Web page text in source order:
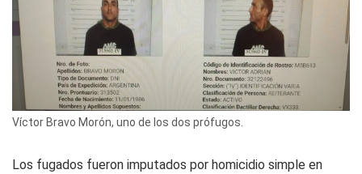
Víctor Bravo Morón, uno de los dos prófugos.
Los fugados fueron imputados por homicidio simple en